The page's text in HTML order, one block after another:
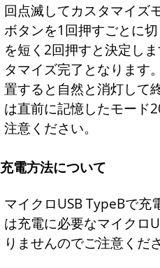
回点滅してカスタマイズ
ボタンを1回押すごとに
を短く2回押すと決定し
タマイズ完了となります
置すると自然と消灯して
は直前に記憶したモード
注意ください。
充電方法について
マイクロUSB TypeBで充
は充電に必要なマイクロ
りませんのでご注意くださ